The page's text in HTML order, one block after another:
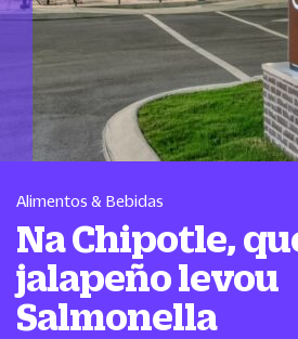
Alimentos & Bebidas
Na Chipotle,
jalapeño levou
Salmonella